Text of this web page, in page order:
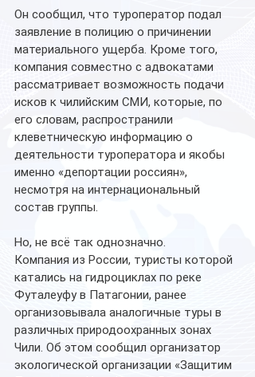
Он сообщил, что туроператор подал
заявление в полицию о причинении
материального ущерба. Кроме того,
компания совместно с адвокатами
рассматривает возможность подачи
исков к чилийским СМИ, которые, по
его словам, распространили
клеветническую информацию о
деятельности туроператора и якобы
именно «депортации россиян»,
несмотря на интернациональный
состав группы.
Но, не всё так однозначно.
Компания из России, туристы которой
катались на гидроциклах по реке
Футалеуфу в Патагонии, ранее
организовывала аналогичные туры в
различных природоохранных зонах
Чили. Об этом сообщил организатор
экологической организации «Защитим